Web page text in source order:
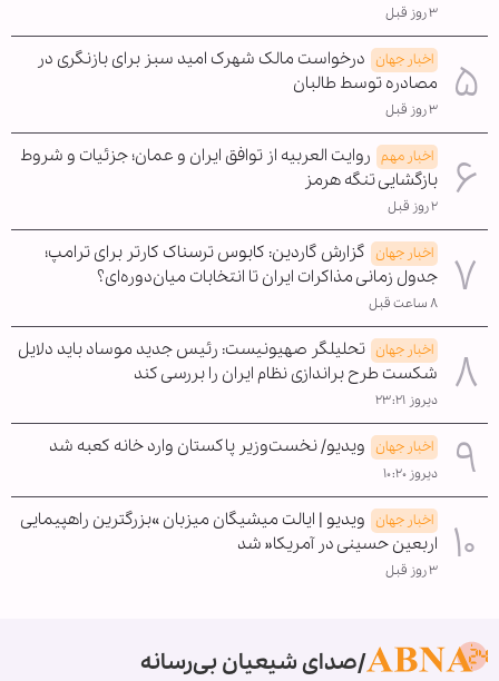
۳ روز قبل
اخبار جهان درخواست مالک شهرک امید سبز برای بازنگری در
مصادره توسط طالبان
۳ روز قبل
اخبار مهم روایت العربیه از توافق ایران و عمان؛ جزئیات و شروط
بازگشایی تنگه هرمز
۲ روز قبل
اخبار جهان گزارش گاردین: کابوس ترسناک کارتر برای ترامپ؛
جدول زمانی مذاکرات ایران تا انتخابات میان‌دوره‌ای؟
۸ ساعت قبل
اخبار جهان تحلیلگر صهیونیست: رئیس جدید موساد باید دلایل
شکست طرح براندازی نظام ایران را بررسی کند
دیروز ۲۳:۲۱
اخبار جهان ویدیو/ نخست‌وزیر پاکستان وارد خانه کعبه شد
دیروز ۱۰:۲۰
اخبار جهان ویدیو | ایالت میشیگان میزبان »بزرگترین راهپیمایی
اربعین حسینی در آمریکا« شد
۳ روز قبل
صدای شیعیان بی‌رسانه